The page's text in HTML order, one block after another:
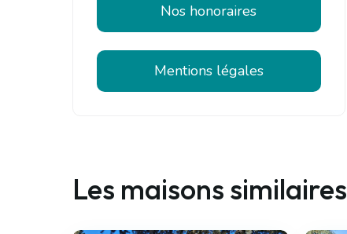
Nos honoraires
Mentions légales
Les maisons similaires